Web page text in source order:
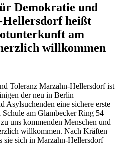
Demokratie und
heißt
am
willkommen
Toleranz Marzahn-Hellersdorf ist
der neu in Berlin
Asylsuchenden eine sichere erste
am Glambecker Ring 54
uns kommenden Menschen und
willkommen. Nach Kräften
sie sich in Marzahn-Hellersdorf